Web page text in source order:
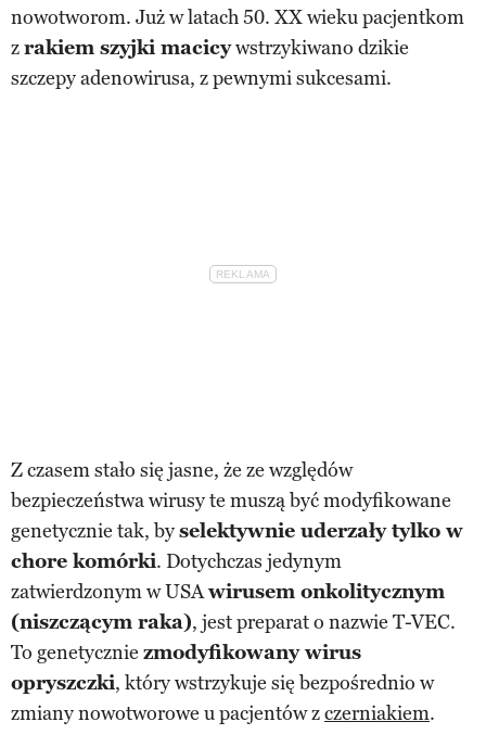
nowotworom. Już w latach 50. XX wieku pacjentkom
zrakiem szyjki macicywstrzykiwano dzikie
szczepy adenowirusa, z pewnymi sukcesami.
Z czasem stało się jasne, że ze względów
bezpieczeństwa wirusy te muszą być modyfikowane
genetycznie tak, byselektywnie uderzały tylko w
chore komórki. Dotychczas jedynym
zatwierdzonym w USAwirusem onkolitycznym
(niszczącym raka), jest preparat o nazwie T-VEC.
To genetycznie zmodyfikowany wirus
opryszczki, który wstrzykuje się bezpośrednio w
zmiany nowotworowe u pacjentów zczerniakiem.